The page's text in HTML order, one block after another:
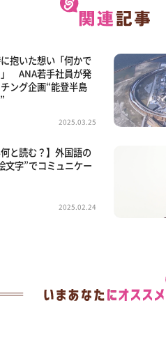
抱いた想い「何かで
」 ANA若手社員が発
ング企画“能登半島
2025.03.25
何と読む？】外国語の
文字”でコミュニケー
2025.02.24